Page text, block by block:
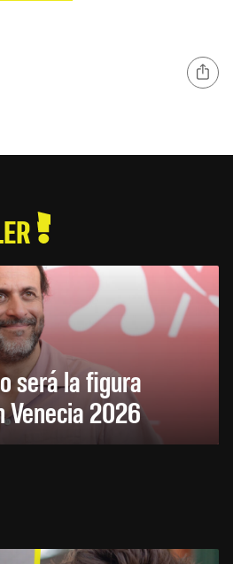
será la figura
Venecia 2026